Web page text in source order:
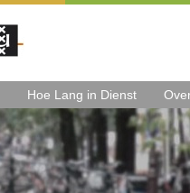
Hoe Lang in Dienst